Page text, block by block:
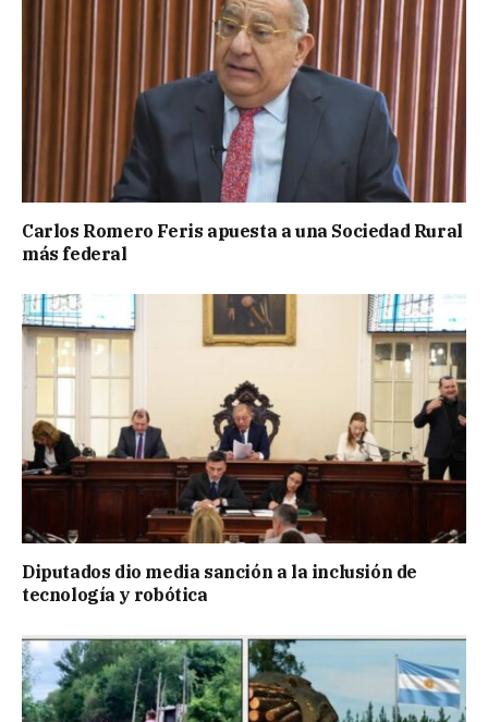
Carlos Romero Feris apuesta a una Sociedad Rural
más federal
Diputados dio media sanción a la inclusión de
tecnología y robótica